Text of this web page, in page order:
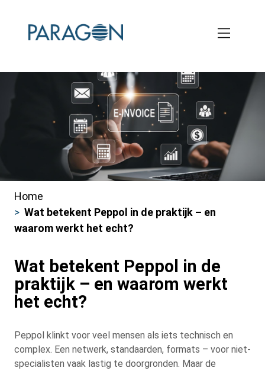
Kruimelpad
Home
Wat betekent Peppol in de praktijk – en
waarom werkt het echt?
Wat betekent Peppol in de
praktijk – en waarom werkt
het echt?
Peppol klinkt voor veel mensen als iets technisch en
complex. Een netwerk, standaarden, formats – voor niet-
specialisten vaak lastig te doorgronden. Maar de